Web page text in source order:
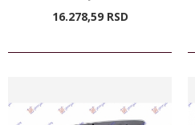
16.278,59 RSD